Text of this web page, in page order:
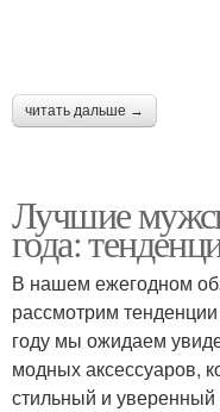
читать дальше →
Лучшие
года:
В нашем ежегодном
рассмотрим
году мы ожидаем
модных аксессуаров,
стильный и уверенный